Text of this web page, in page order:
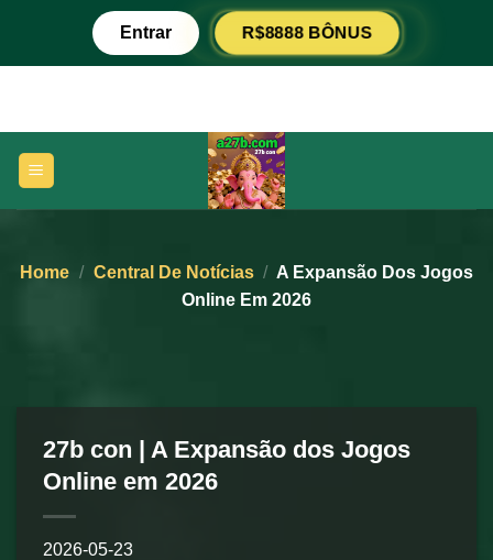
content
Entrar R$8888 BÔNUS
Home / Central De Notícias / A Expansão Dos Jogos
Online Em 2026
27b con | A Expansão dos Jogos
Online em 2026
2026-05-23